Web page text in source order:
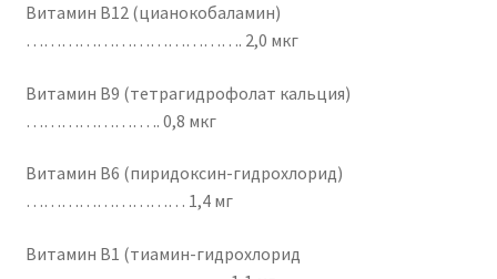
Витамин В12 (цианокобаламин)
………………………………. 2,0 мкг
Витамин B9 (тетрагидрофолат кальция)
………………… .. 0,8 мкг
Витамин В6 (пиридоксин-гидрохлорид)
……………………… 1,4 мг
Витамин В1 (тиамин-гидрохлорид